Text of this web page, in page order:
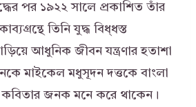
পর ১৯২২ সালে প্রকাশিত তাঁর
তিনি যুদ্ধ বিধ্ধস্ত
আধুনিক জীবন যন্ত্রণার হতাশা
মাইকেল মধুসূদন দত্তকে বাংলা
জনক মনে করে থাকেন।